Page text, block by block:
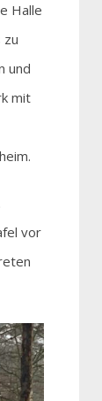
Halle
zu
und
mit
vor